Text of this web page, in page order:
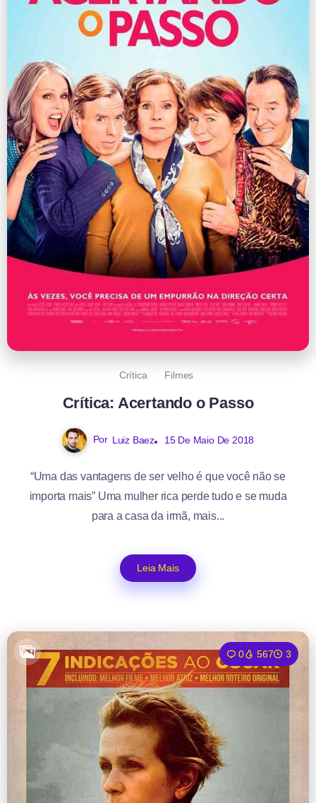
Crítica Filmes
Crítica: Acertando o Passo
Por Luiz Baez 15 De Maio De 2018
“Uma das vantagens de ser velho é que você não se
importa mais” Uma mulher rica perde tudo e se muda
para a casa da irmã, mais...
Leia Mais
0 567 3